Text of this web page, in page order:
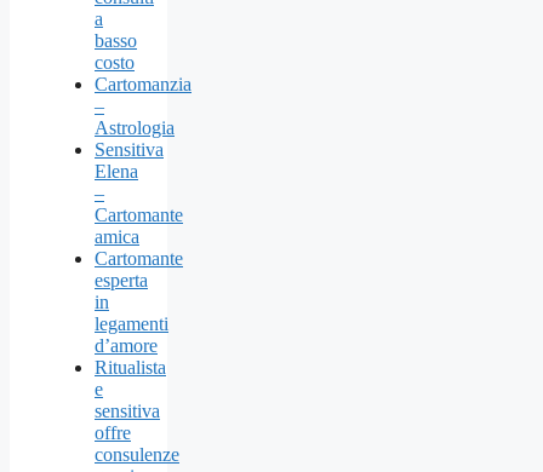
a
basso
costo
Cartomanzia
–
Astrologia
Sensitiva
Elena
–
Cartomante
amica
Cartomante
esperta
in
legamenti
d’amore
Ritualista
e
sensitiva
offre
consulenze